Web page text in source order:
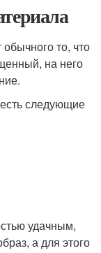
то, что
на него
следующие
удачным,
а для этого